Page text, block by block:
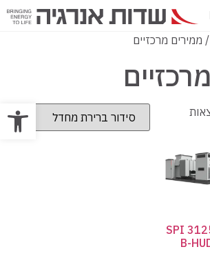
/ ממירים מרכזיים
SPI
B-
פתח